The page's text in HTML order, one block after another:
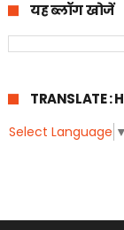
यह ब्लॉग खोजें
TRANSLATE :
Select Language ▼